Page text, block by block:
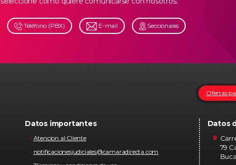
Teléfono (PBX) E-mail Seccionales
Ofertas
Datos importantes
Atencion al Cliente
notificacionesjudiciales@camaradirecta.com
Datos
79